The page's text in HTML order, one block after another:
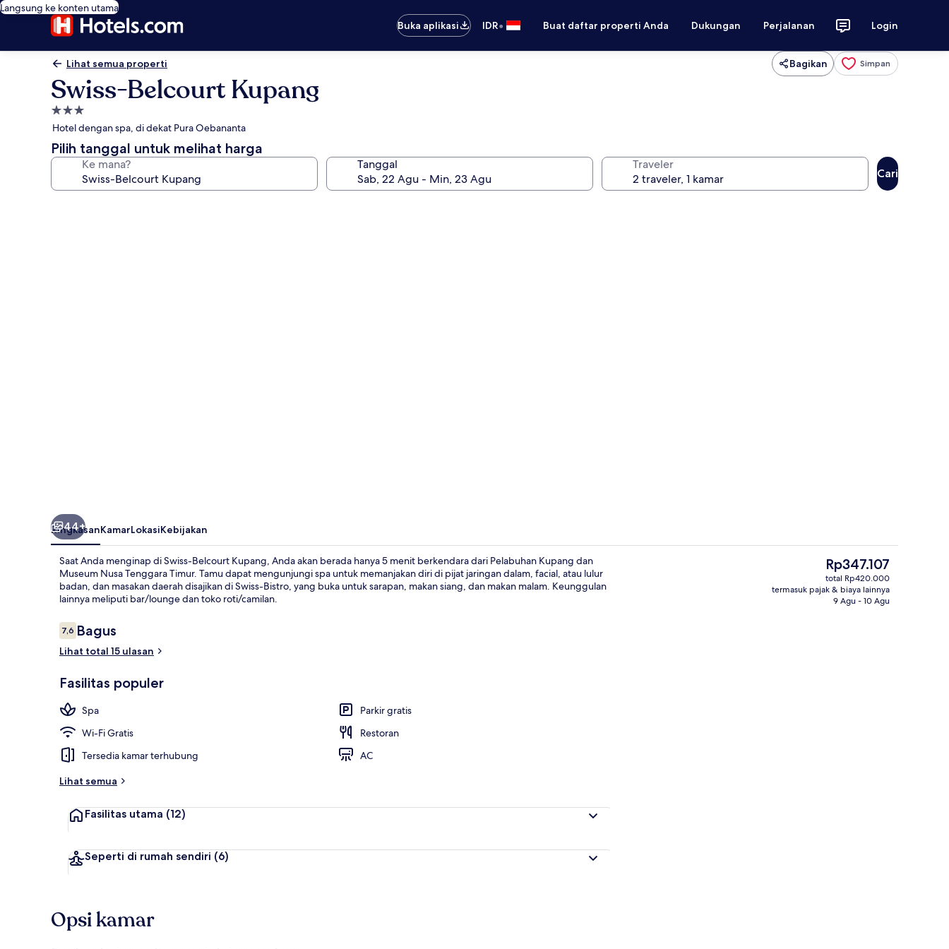
Langsung ke konten utama
Buka aplikasi
IDR• Buat daftar properti Anda Dukungan Perjalanan Login
Lihat semua properti Bagikan Simpan
Swiss-Belcourt Kupang
Properti
bintang
3.0
Hotel dengan spa, di dekat Pura Oebananta
Pilih tanggal untuk melihat harga
Ke mana? Tanggal Traveler
Cari
Deluxe Twin Room, Sea View | Pemandangan pantai/lautSuite Room | Pemandangan pantai/
44+
RingkasanKamarLokasiKebijakan
Saat Anda menginap di Swiss-Belcourt Kupang, Anda akan berada hanya 5 menit berkendara dari Pelabuhan Kupang dan
Museum Nusa Tenggara Timur. Tamu dapat mengunjungi spa untuk memanjakan diri di pijat jaringan dalam, facial, atau lulur
badan, dan masakan daerah disajikan di Swiss-Bistro, yang buka untuk sarapan, makan siang, dan makan malam. Keunggulan
lainnya meliputi bar/lounge dan toko roti/camilan.
Ulasan
7,67,6 dari 10
Bagus
Lihat total 15 ulasan
Fasilitas populer
Spa
Parkir gratis
Wi-Fi Gratis
Restoran
Tersedia kamar terhubung
AC
Lihat semua
Fasilitas utama (12)
Seperti di rumah sendiri (6)
Harga
saat
ini
Rp347.107
Rp347.107
total Rp420.000
termasuk pajak & biaya lainnya
9 Agu - 10 Agu
Opsi kamar